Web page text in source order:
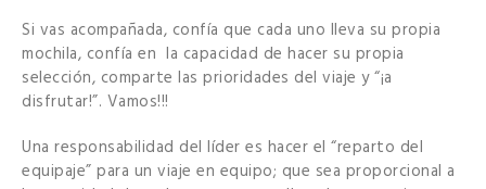
Si vas acompañada, confía que cada uno lleva su propia
mochila, confía en la capacidad de hacer su propia
selección, comparte las prioridades del viaje y “¡a
disfrutar!”. Vamos!!!
Una responsabilidad del líder es hacer el “reparto del
equipaje” para un viaje en equipo; que sea proporcional a